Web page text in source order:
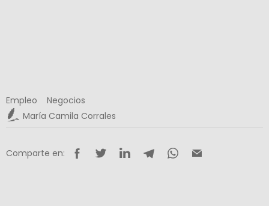
Empleo
Negocios
María Camila Corrales
Comparte en: